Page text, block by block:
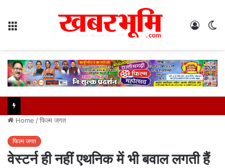
Log
Home /फिल्म जगत
फिल्म जगत
वेस्टर्न ही नहीं एथनिक में भी बवाल लगती हैं